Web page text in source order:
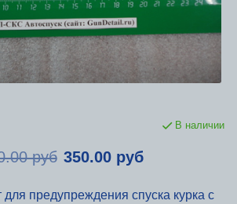
В наличии
руб 350.00 руб
для предупреждения спуска курка с